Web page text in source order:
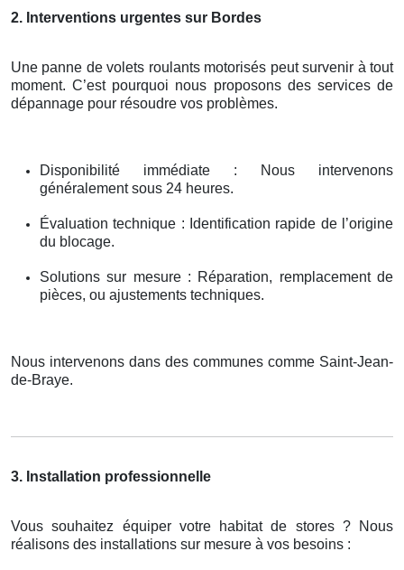
2. Interventions urgentes sur Bordes
Une panne de volets roulants motorisés peut survenir à tout
moment. C’est pourquoi nous proposons des services de
dépannage pour résoudre vos problèmes.
Disponibilité immédiate : Nous intervenons
généralement sous 24 heures.
Évaluation technique : Identification rapide de l’origine
du blocage.
Solutions sur mesure : Réparation, remplacement de
pièces, ou ajustements techniques.
Nous intervenons dans des communes comme Saint-Jean-
de-Braye.
3. Installation professionnelle
Vous souhaitez équiper votre habitat de stores ? Nous
réalisons des installations sur mesure à vos besoins :